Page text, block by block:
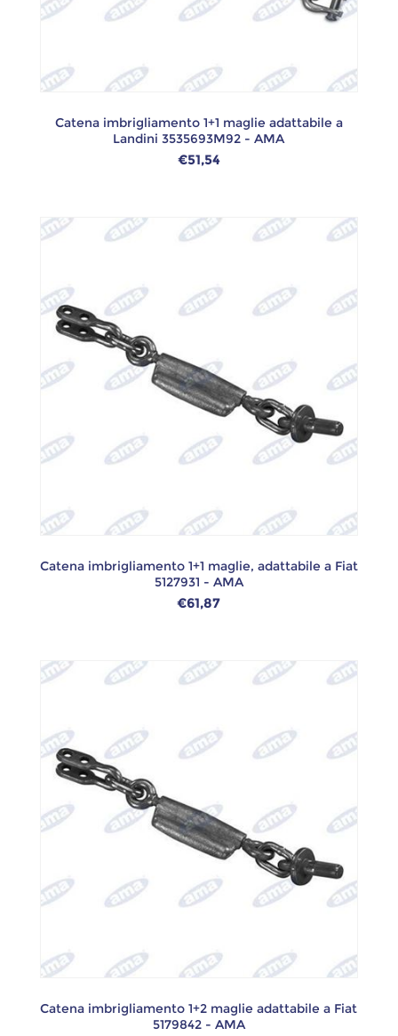
Catena imbrigliamento 1+1 maglie adattabile a
Landini 3535693M92 - AMA
€51,54
Catena imbrigliamento 1+1 maglie, adattabile a Fiat
5127931 - AMA
€61,87
Catena imbrigliamento 1+2 maglie adattabile a Fiat
5179842 - AMA